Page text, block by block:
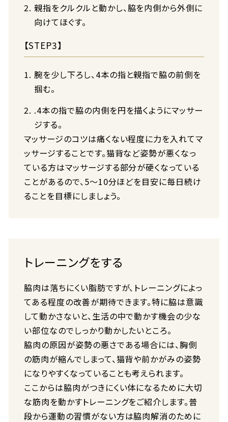
親指をクルクルと動かし、脇を内側から外側に
向けてほぐす。
【STEP3】
腕を少し下ろし、4本の指と親指で脇の前側を
掴む。
.4本の指で脇の内側を円を描くようにマッサー
ジする。
マッサージのコツは痛くない程度に力を入れてマ
ッサージすることです。猫背など姿勢が悪くなっ
ている方はマッサージする部分が硬くなっている
ことがあるので、5～10分ほどを目安に毎日続け
ることを目標にしましょう。
トレーニングをする
脇肉は落ちにくい脂肪ですが、トレーニングによっ
てある程度の改善が期待できます。特に脇は意識
して動かさないと、生活の中で動かす機会の少な
い部位なのでしっかり動かしたいところ。
脇肉の原因が姿勢の悪さである場合には、胸側
の筋肉が縮んでしまって、猫背や前かがみの姿勢
になりやすくなっていることも考えられます。
ここからは脇肉がつきにくい体になるために大切
な筋肉を動かすトレーニングをご紹介します。普
段から運動の習慣がない方は脇肉解消のために